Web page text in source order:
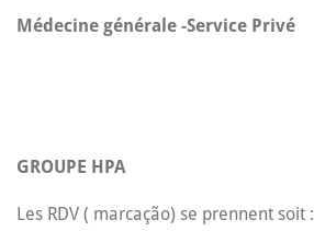
Médecine générale -Service Privé
GROUPE HPA
Les RDV ( marcação) se prennent soit :